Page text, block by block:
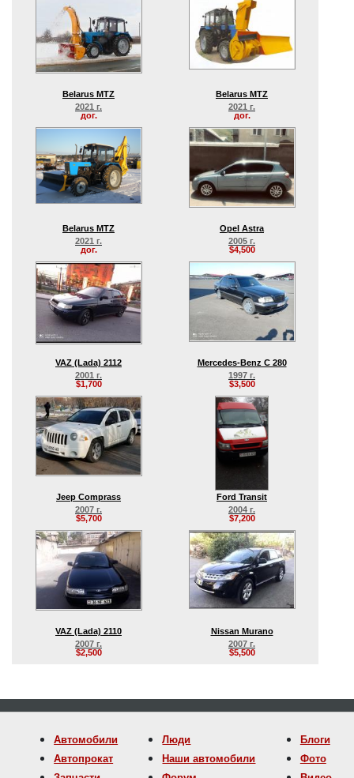
Belarus MTZ
2021 г.
дог.
Belarus MTZ
2021 г.
дог.
Belarus MTZ
2021 г.
дог.
Opel Astra
2005 г.
$4,500
VAZ (Lada) 2112
2001 г.
$1,700
Mercedes-Benz C 280
1997 г.
$3,500
Jeep Comprass
2007 г.
$5,700
Ford Transit
2004 г.
$7,200
VAZ (Lada) 2110
2007 г.
$2,500
Nissan Murano
2007 г.
$5,500
Автомобили
Автопрокат
Люди
Наши автомобили
Блоги
Фото